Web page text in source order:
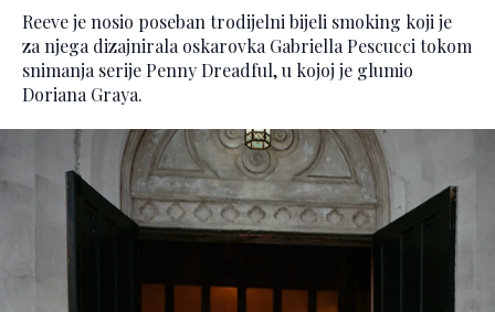
Reeve je nosio poseban trodijelni bijeli smoking koji je
za njega dizajnirala oskarovka Gabriella Pescucci tokom
snimanja serije Penny Dreadful, u kojoj je glumio
Doriana Graya.